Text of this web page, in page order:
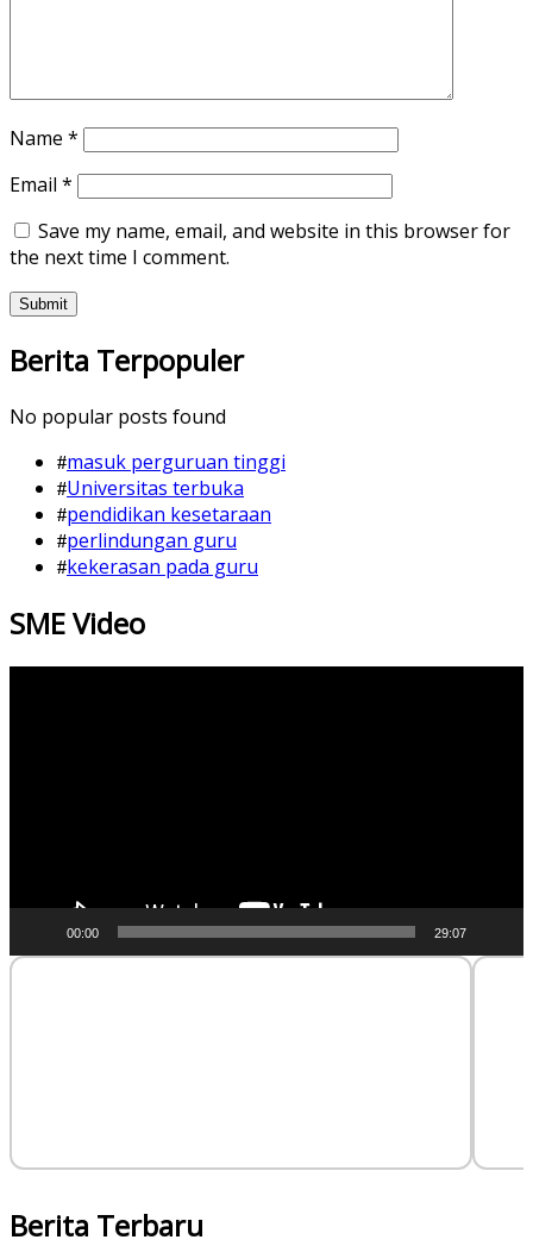
Name *
Email *
Save my name, email, and website in this browser for
the next time I comment.
Berita Terpopuler
No popular posts found
masuk perguruan tinggi
Universitas terbuka
pendidikan kesetaraan
perlindungan guru
kekerasan pada guru
SME Video
00:00 29:07
Berita Terbaru